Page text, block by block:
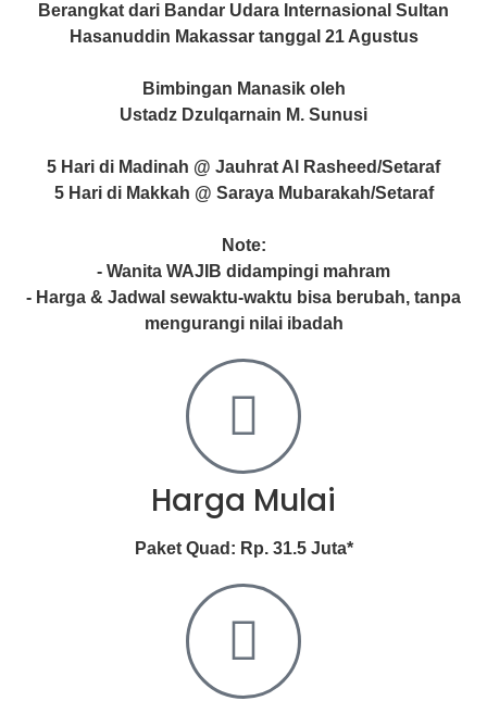
Berangkat dari Bandar Udara Internasional Sultan
Hasanuddin Makassar tanggal 21 Agustus
Bimbingan Manasik oleh
Ustadz Dzulqarnain M. Sunusi
5 Hari di Madinah @ Jauhrat Al Rasheed/Setaraf
5 Hari di Makkah @ Saraya Mubarakah/Setaraf
Note:
- Wanita WAJIB didampingi mahram
- Harga & Jadwal sewaktu-waktu bisa berubah, tanpa
mengurangi nilai ibadah
Harga Mulai
Paket Quad: Rp. 31.5 Juta*